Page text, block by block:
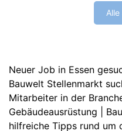
Neuer Job in Essen
Bauwelt Stellenmarkt
Mitarbeiter in der
Gebäudeausrüstung |
hilfreiche Tipps rund um